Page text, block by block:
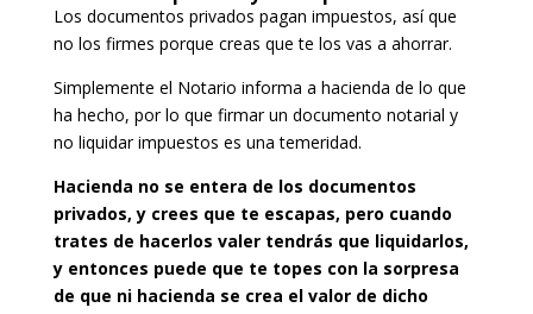
Los documentos privados pagan impuestos, así que
no los firmes porque creas que te los vas a ahorrar.
Simplemente el Notario informa a hacienda de lo que
ha hecho, por lo que firmar un documento notarial y
no liquidar impuestos es una temeridad.
Hacienda no se entera de los documentos
privados, y crees que te escapas, pero cuando
trates de hacerlos valer tendrás que liquidarlos,
y entonces puede que te topes con la sorpresa
de que ni hacienda se crea el valor de dicho